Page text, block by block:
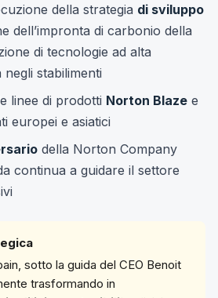
della strategia di sviluppo
dell’impronta di carbonio della
di tecnologie ad alta
stabilimenti
linee di prodotti Norton Blaze e
europei e asiatici
della Norton Company
continua a guidare il settore
sotto la guida del CEO Benoit
trasformando in